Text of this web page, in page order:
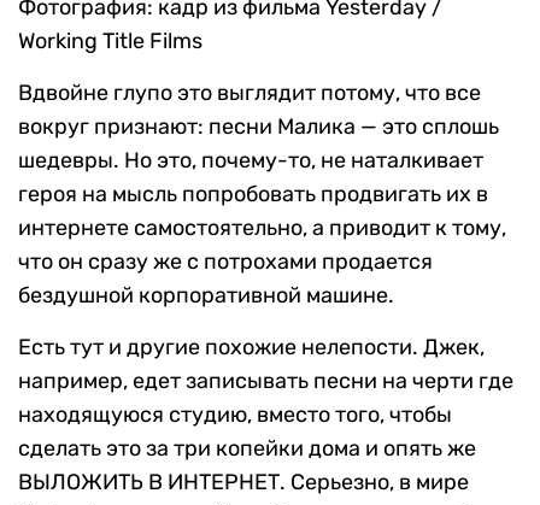
Фотография: кадр из фильма Yesterday /
Working Title Films
Вдвойне глупо это выглядит потому, что все
вокруг признают: песни Малика — это сплошь
шедевры. Но это, почему-то, не наталкивает
героя на мысль попробовать продвигать их в
интернете самостоятельно, а приводит к тому,
что он сразу же с потрохами продается
бездушной корпоративной машине.
Есть тут и другие похожие нелепости. Джек,
например, едет записывать песни на черти где
находящуюся студию, вместо того, чтобы
сделать это за три копейки дома и опять же
ВЫЛОЖИТЬ В ИНТЕРНЕТ. Серьезно, в мире